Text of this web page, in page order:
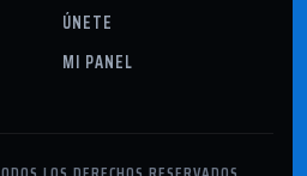
ÚNETE
MI PANEL